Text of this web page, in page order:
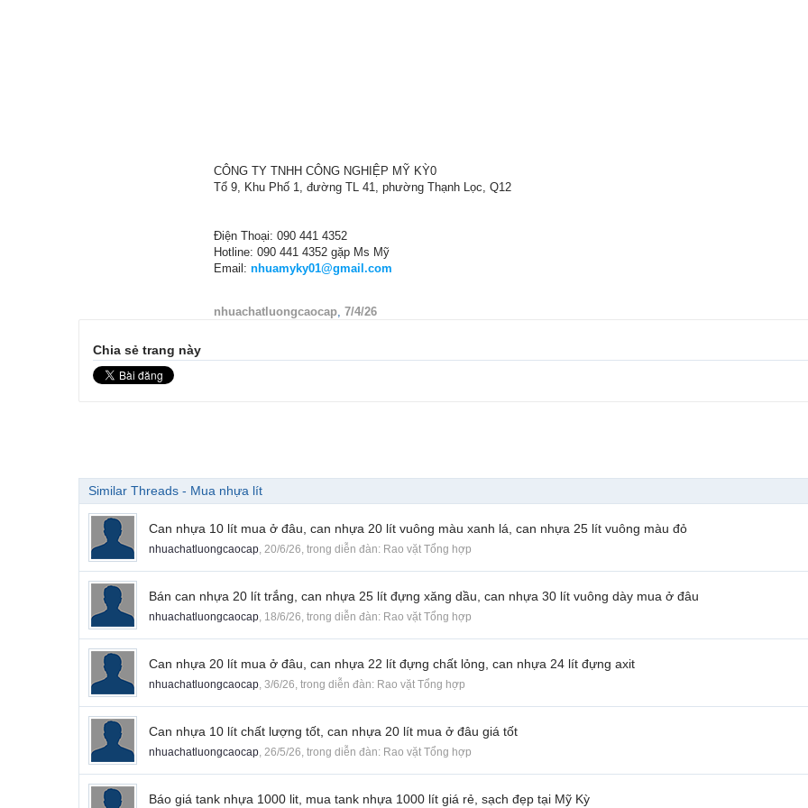
CÔNG TY TNHH CÔNG NGHIỆP MỸ KỲ0
Tổ 9, Khu Phố 1, đường TL 41, phường Thạnh Lọc, Q12
Điện Thoại: 090 441 4352
Hotline: 090 441 4352 gặp Ms Mỹ
Email: nhuamyky01@gmail.com
nhuachatluongcaocap 7/4/26
Chia sẻ trang này
Similar Threads - Mua nhựa lít
Can nhựa 10 lít mua ở đâu, can nhựa 20 lít vuông màu xanh lá, can nhựa 25 lít vuông màu đỏ
nhuachatluongcaocap, 20/6/26, trong diễn đàn: Rao vặt Tổng hợp
Bán can nhựa 20 lít trắng, can nhựa 25 lít đựng xăng dầu, can nhựa 30 lít vuông dày mua ở đâu
nhuachatluongcaocap, 18/6/26, trong diễn đàn: Rao vặt Tổng hợp
Can nhựa 20 lít mua ở đâu, can nhựa 22 lít đựng chất lỏng, can nhựa 24 lít đựng axit
nhuachatluongcaocap, 3/6/26, trong diễn đàn: Rao vặt Tổng hợp
Can nhựa 10 lít chất lượng tốt, can nhựa 20 lít mua ở đâu giá tốt
nhuachatluongcaocap, 26/5/26, trong diễn đàn: Rao vặt Tổng hợp
Báo giá tank nhựa 1000 lit, mua tank nhựa 1000 lít giá rẻ, sạch đẹp tại Mỹ Kỳ